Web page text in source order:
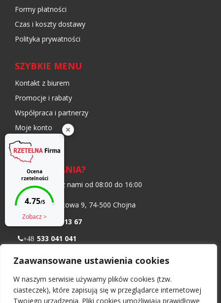
Zaawansowane ustawienia cookies
W naszym serwisie używamy plików cookies (tzw.
ciasteczek), które zapisują się w przeglądarce internetowej
Twojego urządzenia. Pliki cookies umożliwiają prawidłowe
Formy płatności
Czas i koszty dostawy
Polityka prywatności
SZYBKIE MENU
Kontakt z biurem
Promocje i rabaty
Współpraca i partnerzy
Moje konto
Blog
MASZ PYTANIA?
Skontaktuj się z nami od 08:00 do 16:00
ul. Transportowa 9, 74-500 Chojna
+48 91 402 13 67
+48 533 041 041
Pn – Pt: 08:00 – 16:00